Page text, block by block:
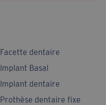
Facette dentaire
Implant Basal
Implant dentaire
Prothèse dentaire fixe